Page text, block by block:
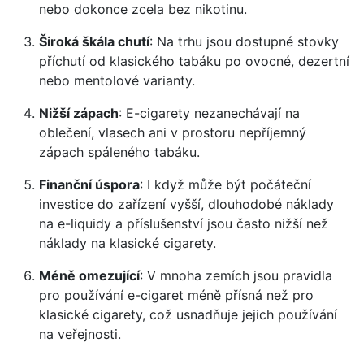
nebo dokonce zcela bez nikotinu.
Široká škála chutí: Na trhu jsou dostupné stovky
příchutí od klasického tabáku po ovocné, dezertní
nebo mentolové varianty.
Nižší zápach: E-cigarety nezanechávají na
oblečení, vlasech ani v prostoru nepříjemný
zápach spáleného tabáku.
Finanční úspora: I když může být počáteční
investice do zařízení vyšší, dlouhodobé náklady
na e-liquidy a příslušenství jsou často nižší než
náklady na klasické cigarety.
Méně omezující: V mnoha zemích jsou pravidla
pro používání e-cigaret méně přísná než pro
klasické cigarety, což usnadňuje jejich používání
na veřejnosti.